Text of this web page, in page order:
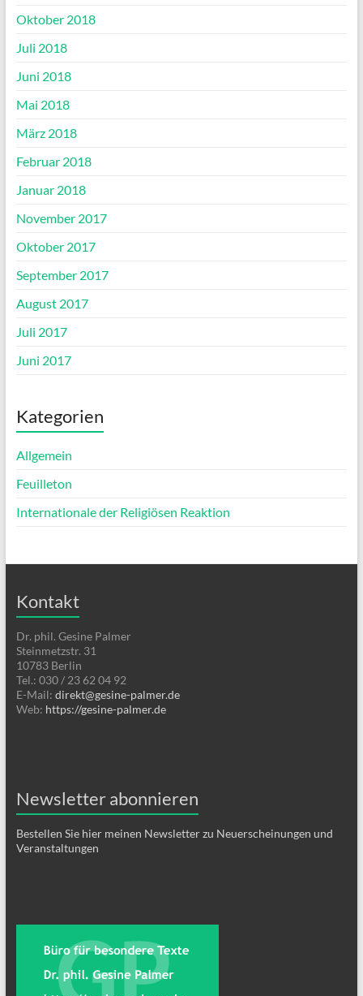
Oktober 2018
Juli 2018
Juni 2018
Mai 2018
März 2018
Februar 2018
Januar 2018
November 2017
Oktober 2017
September 2017
August 2017
Juli 2017
Juni 2017
Kategorien
Allgemein
Feuilleton
Internationale der Religiösen Reaktion
Kontakt
Dr. phil. Gesine Palmer
Steinmetzstr. 31
10783 Berlin
Tel.: 030 / 23 62 04 92
E-Mail: direkt@gesine-palmer.de
Web: https://gesine-palmer.de
Newsletter abonnieren
Bestellen Sie hier meinen Newsletter zu Neuerscheinungen und
Veranstaltungen